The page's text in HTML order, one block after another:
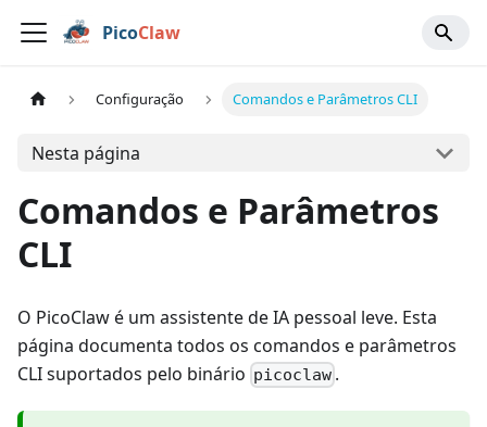
PicoClaw
Configuração Comandos e Parâmetros CLI
Nesta página
Comandos e Parâmetros
CLI
O PicoClaw é um assistente de IA pessoal leve. Esta
página documenta todos os comandos e parâmetros
CLI suportados pelo binário picoclaw .